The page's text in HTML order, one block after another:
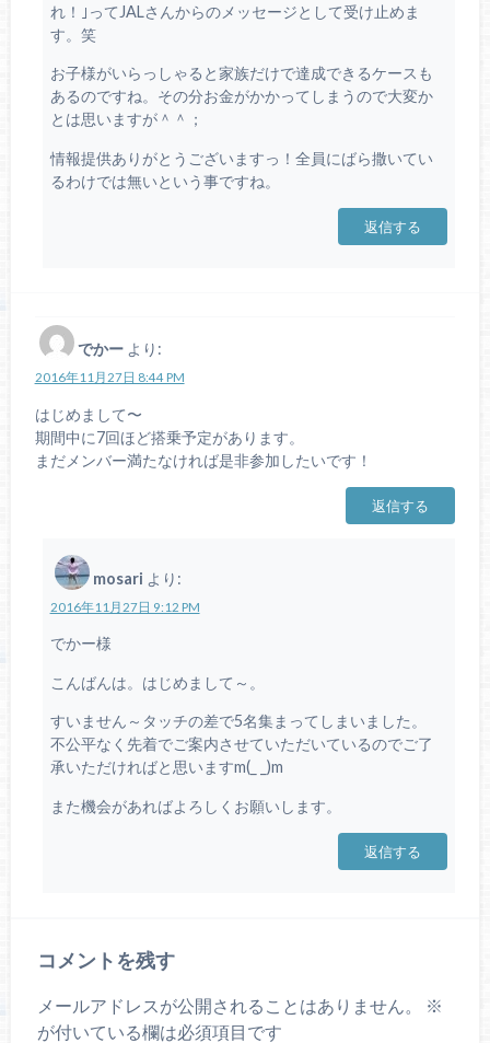
れ！｣ってJALさんからのメッセージとして受け止めま
す。笑
お子様がいらっしゃると家族だけで達成できるケースも
あるのですね。その分お金がかかってしまうので大変か
とは思いますが＾＾；
情報提供ありがとうございますっ！全員にばら撒いてい
るわけでは無いという事ですね。
返信する
でかー より:
2016年11月27日 8:44 PM
はじめまして〜
期間中に7回ほど搭乗予定があります。
まだメンバー満たなければ是非参加したいです！
返信する
mosari より:
2016年11月27日 9:12 PM
でかー様
こんばんは。はじめまして～。
すいません～タッチの差で5名集まってしまいました。
不公平なく先着でご案内させていただいているのでご了
承いただければと思いますm(_ _)m
また機会があればよろしくお願いします。
返信する
コメントを残す
メールアドレスが公開されることはありません。
※
が付いている欄は必須項目です